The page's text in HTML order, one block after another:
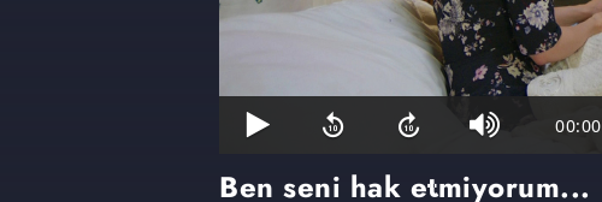
00:00
Ben seni hak etmiyorum...